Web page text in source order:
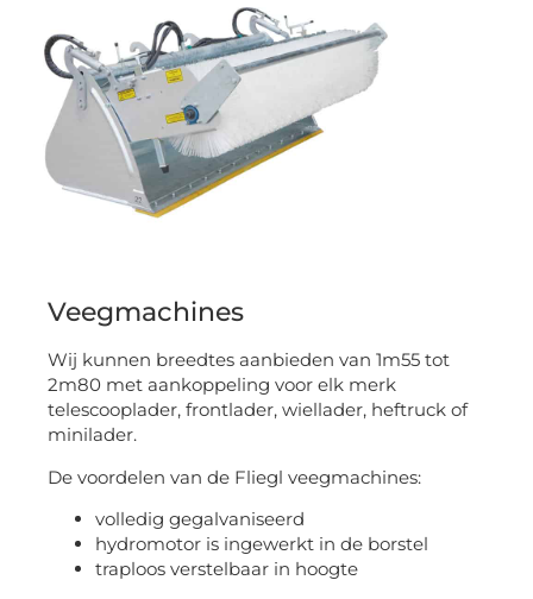
Veegmachines
Wij kunnen breedtes aanbieden van 1m55 tot
2m80 met aankoppeling voor elk merk
telescooplader, frontlader, wiellader, heftruck of
minilader.
De voordelen van de Fliegl veegmachines:
volledig gegalvaniseerd
hydromotor is ingewerkt in de borstel
traploos verstelbaar in hoogte